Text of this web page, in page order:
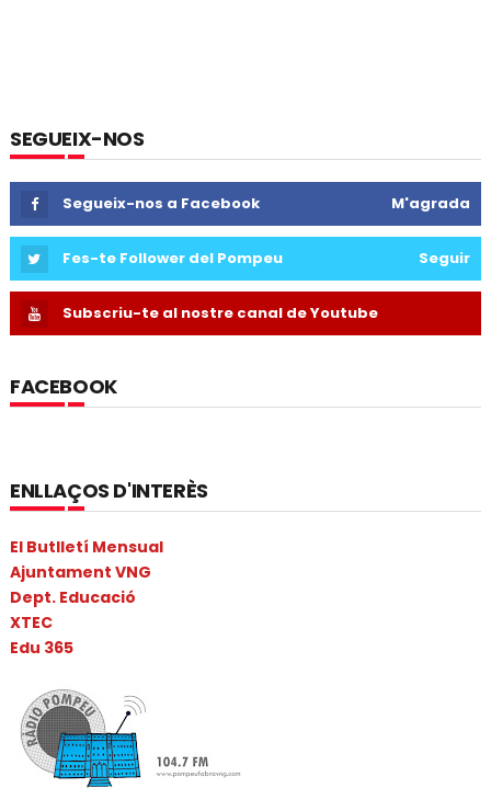
SEGUEIX-NOS
Segueix-nos a Facebook M'agrada
Fes-te Follower del Pompeu Seguir
Subscriu-te al nostre canal de Youtube
FACEBOOK
ENLLAÇOS D'INTERÈS
El Butlletí Mensual
Ajuntament VNG
Dept. Educació
XTEC
Edu 365